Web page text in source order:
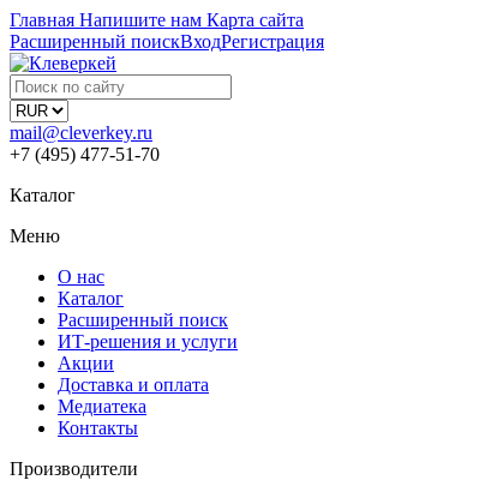
Главная Напишите нам Карта сайта
Расширенный поискВходРегистрация
mail@cleverkey.ru
+7 (495) 477-51-70
Каталог
Меню
О нас
Каталог
Расширенный поиск
ИТ-решения и услуги
Акции
Доставка и оплата
Медиатека
Контакты
Производители